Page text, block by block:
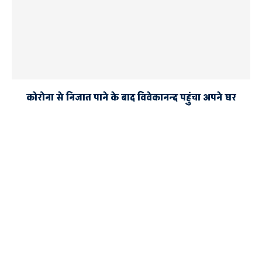
कोरोना से निजात पाने के बाद विवेकानन्द पहुंचा अपने घर